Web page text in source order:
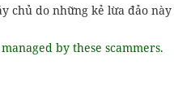
chủ do những kẻ lừa đảo
by these scammers.